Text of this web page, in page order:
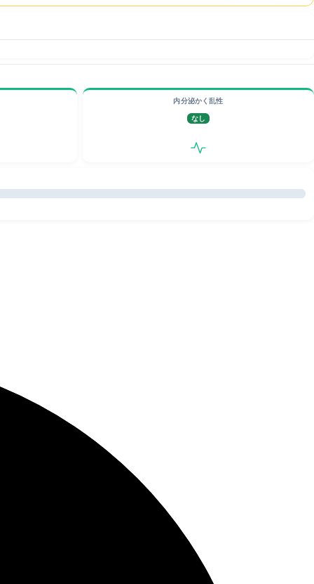
内分泌かく乱性
なし